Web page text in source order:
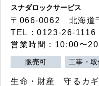
スナダロックサービス
〒066-0062 北海道
TEL：0123-26-
営業時間：10:00〜
販売可 工事・
生命・財産 守るカギ